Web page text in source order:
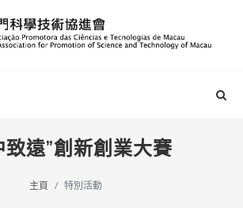
致遠”創新創業大賽
主頁 特別活動